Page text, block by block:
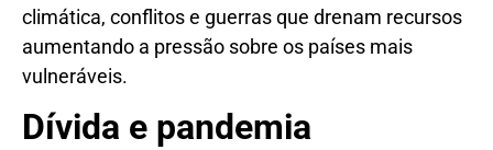
climática, conflitos e guerras que drenam recursos
aumentando a pressão sobre os países mais
vulneráveis.
Dívida e pandemia